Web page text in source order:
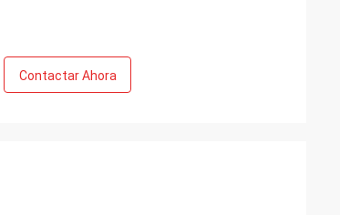
Contactar Ahora